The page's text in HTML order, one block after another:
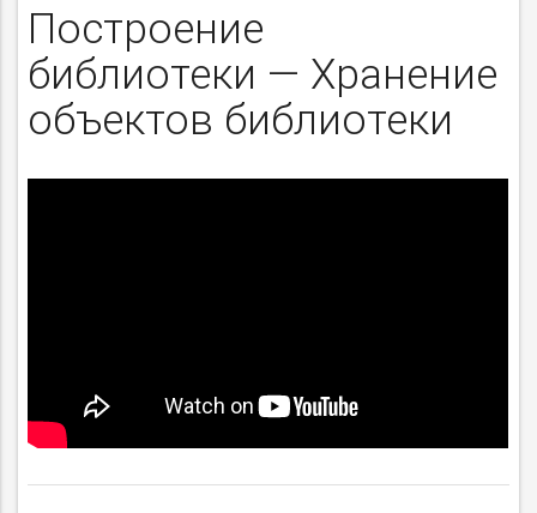
Построение
библиотеки — Хранение
объектов библиотеки